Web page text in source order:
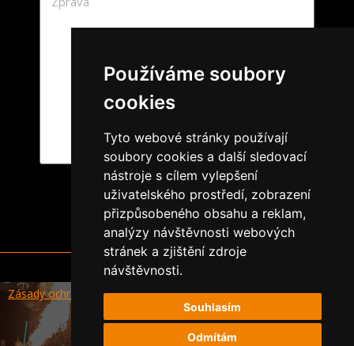
Používáme soubory
cookies
Tyto webové stránky používají
soubory cookies a další sledovací
nástroje s cílem vylepšení
uživatelského prostředí, zobrazení
přizpůsobeného obsahu a reklam,
analýzy návštěvnosti webových
stránek a zjištění zdroje
návštěvnosti.
Souhlasím
Odmítám
Odeslat
Zásady ochrany a zpracování osobních údajů
Art 4 People 2026